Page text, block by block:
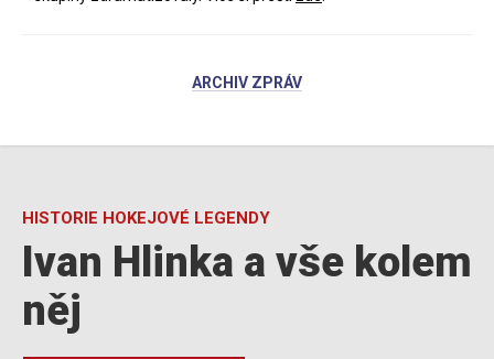
ARCHIV ZPRÁV
HISTORIE HOKEJOVÉ LEGENDY
Ivan Hlinka a vše kolem
něj